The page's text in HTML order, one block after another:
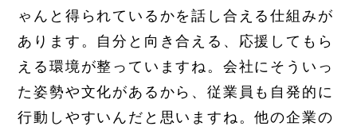
ゃんと得られているかを話し合える仕組みが
あります。自分と向き合える、応援してもら
える環境が整っていますね。会社にそういっ
た姿勢や文化があるから、従業員も自発的に
行動しやすいんだと思いますね。他の企業の